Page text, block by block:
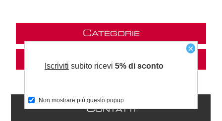
CATEGORIE
CONTATTI
×
Iscriviti subito ricevi 5% di sconto
Non mostrare più questo popup